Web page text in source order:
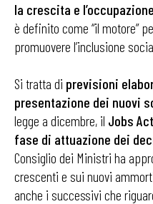
la crescita e l’occupazione
è definito come “il motore”
promuovere l’inclusione
Si tratta di previsioni
presentazione dei nuovi
legge a dicembre, il Jobs
fase di attuazione dei
Consiglio dei Ministri ha
crescenti e sui nuovi
anche i successivi che